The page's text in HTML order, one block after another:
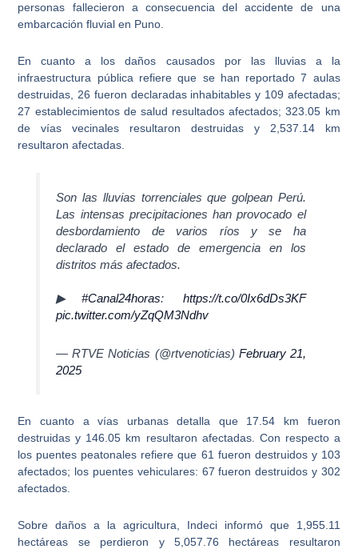
personas fallecieron a consecuencia del accidente de una
embarcación fluvial en Puno.
En cuanto a los daños causados por las lluvias a la
infraestructura pública refiere que se han reportado 7 aulas
destruidas, 26 fueron declaradas inhabitables y 109 afectadas;
27 establecimientos de salud resultados afectados; 323.05 km
de vías vecinales resultaron destruidas y 2,537.14 km
resultaron afectadas.
Son las lluvias torrenciales que golpean Perú.
Las intensas precipitaciones han provocado el
desbordamiento de varios ríos y se ha
declarado el estado de emergencia en los
distritos más afectados.
▶ #Canal24horas: https://t.co/0Ix6dDs3KF
pic.twitter.com/yZqQM3Ndhv
— RTVE Noticias (@rtvenoticias) February 21,
2025
En cuanto a vías urbanas detalla que 17.54 km fueron
destruidas y 146.05 km resultaron afectadas. Con respecto a
los puentes peatonales refiere que 61 fueron destruidos y 103
afectados; los puentes vehiculares: 67 fueron destruidos y 302
afectados.
Sobre daños a la agricultura, Indeci informó que 1,955.11
hectáreas se perdieron y 5,057.76 hectáreas resultaron